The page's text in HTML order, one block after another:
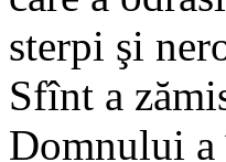
sterpi şi
Sfînt a
Domnului